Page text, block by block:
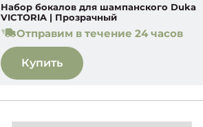
Набор бокалов для шампанского Duka
VICTORIA | Прозрачный
Отправим в течение 24 часов
Купить